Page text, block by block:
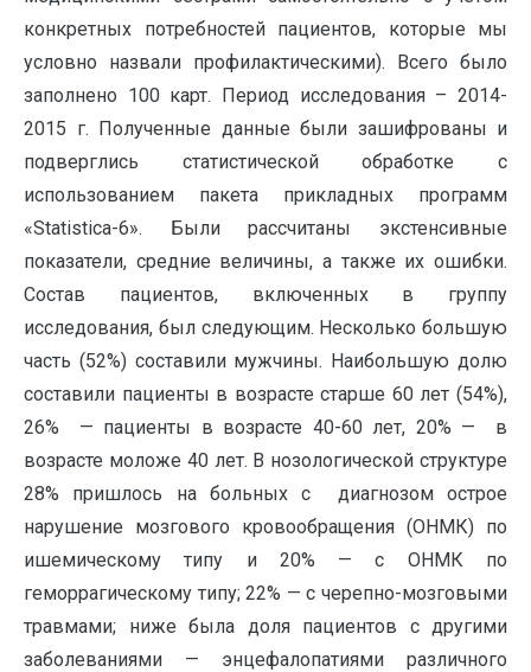
конкретных потребностей пациентов, которые мы
условно назвали профилактическими). Всего было
заполнено 100 карт. Период исследования – 2014-
2015 г. Полученные данные были зашифрованы и
подверглись статистической обработке с
использованием пакета прикладных программ
«Statistica-6». Были рассчитаны экстенсивные
показатели, средние величины, а также их ошибки.
Состав пациентов, включенных в группу
исследования, был следующим. Несколько большую
часть (52%) составили мужчины. Наибольшую долю
составили пациенты в возрасте старше 60 лет (54%),
26% — пациенты в возрасте 40-60 лет, 20% — в
возрасте моложе 40 лет. В нозологической структуре
28% пришлось на больных с диагнозом острое
нарушение мозгового кровообращения (ОНМК) по
ишемическому типу и 20% — с ОНМК по
геморрагическому типу; 22% — с черепно-мозговыми
травмами; ниже была доля пациентов с другими
заболеваниями — энцефалопатиями различного